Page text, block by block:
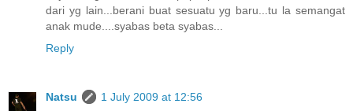
dari yg lain...berani buat sesuatu yg baru...tu la semangat
anak mude....syabas beta syabas...
Reply
Natsu
1 July 2009 at 12:56